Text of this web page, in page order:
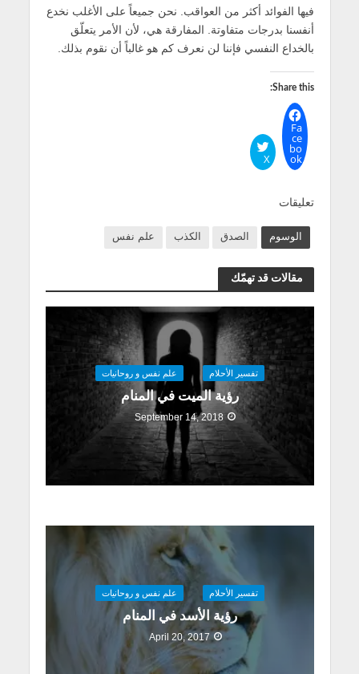
فيها الفوائد أكثر من العواقب. نحن جميعاً على الأغلب نخدع
أنفسنا بدرجات متفاوتة. المفارقة هي، لأن الأمر يتعلّق
بالخداع النفسي فإننا لن نعرف كم هو غالباً أن نقوم بذلك.
Share this:
Fa
ce
bo
ok
X
تعليقات
الوسوم الصدق الكذب علم نفس
مقالات قد تهمّك
تفسير الأحلام علم نفس و روحانيات
رؤية الميت في المنام
September 14, 2018
تفسير الأحلام علم نفس و روحانيات
رؤية الأسد في المنام
April 20, 2017